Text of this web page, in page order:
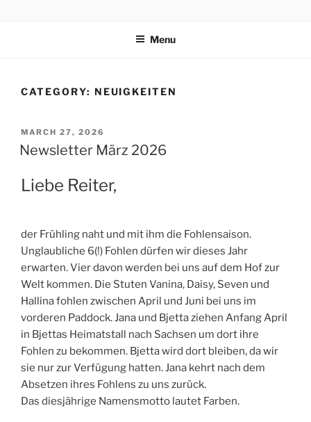
Menu
CATEGORY: NEUIGKEITEN
POSTED
ON
MARCH 27, 2026
Newsletter März 2026
Liebe Reiter,
der Frühling naht und mit ihm die Fohlensaison.
Unglaubliche 6(!) Fohlen dürfen wir dieses Jahr
erwarten. Vier davon werden bei uns auf dem Hof zur
Welt kommen. Die Stuten Vanina, Daisy, Seven und
Hallina fohlen zwischen April und Juni bei uns im
vorderen Paddock. Jana und Bjetta ziehen Anfang April
in Bjettas Heimatstall nach Sachsen um dort ihre
Fohlen zu bekommen. Bjetta wird dort bleiben, da wir
sie nur zur Verfügung hatten. Jana kehrt nach dem
Absetzen ihres Fohlens zu uns zurück.
Das diesjährige Namensmotto lautet Farben.